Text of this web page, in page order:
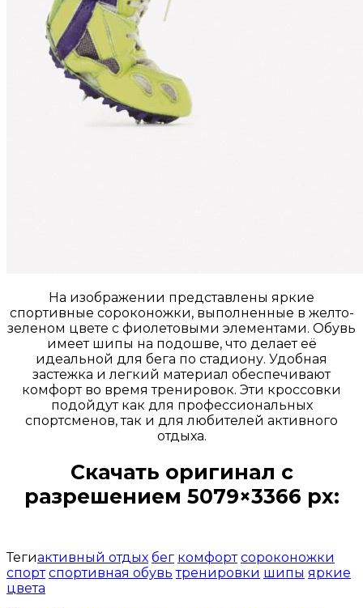
На изображении представлены яркие
спортивные сороконожки, выполненные в желто-
зеленом цвете с фиолетовыми элементами. Обувь
имеет шипы на подошве, что делает её
идеальной для бега по стадиону. Удобная
застежка и легкий материал обеспечивают
комфорт во время тренировок. Эти кроссовки
подойдут как для профессиональных
спортсменов, так и для любителей активного
отдыха.
Скачать оригинал с
разрешением 5079×3366 px:
Тегиактивный отдых бег комфорт сороконожки
спорт спортивная обувь тренировки шипы яркие
цвета